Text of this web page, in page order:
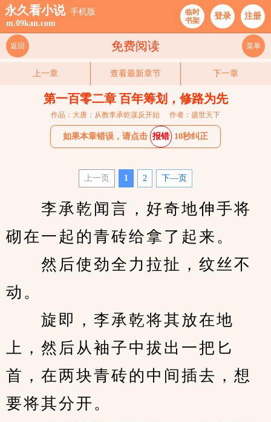
永久看小说 手机版
m.09kan.com
临时
书架
登录 注册
免费阅读
返回 菜单
上一章 查看最新章节 下一章
第一百零二章 百年筹划，修路为先
作品：大唐：从教李承乾谋反开始 作者：盛世天下
如果本章错误，请点击 报错 10秒纠正
上一页 1 2 下—页
李承乾闻言，好奇地伸手将
砌在一起的青砖给拿了起来。
然后使劲全力拉扯，纹丝不
动。
旋即，李承乾将其放在地
上，然后从袖子中拔出一把匕
首，在两块青砖的中间插去，想
要将其分开。